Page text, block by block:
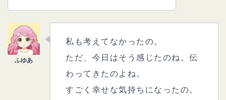
私も考えてなかったの。
ただ、今日はそう感じたのね。伝
わってきたのよね。
すごく幸せな気持ちになったの。